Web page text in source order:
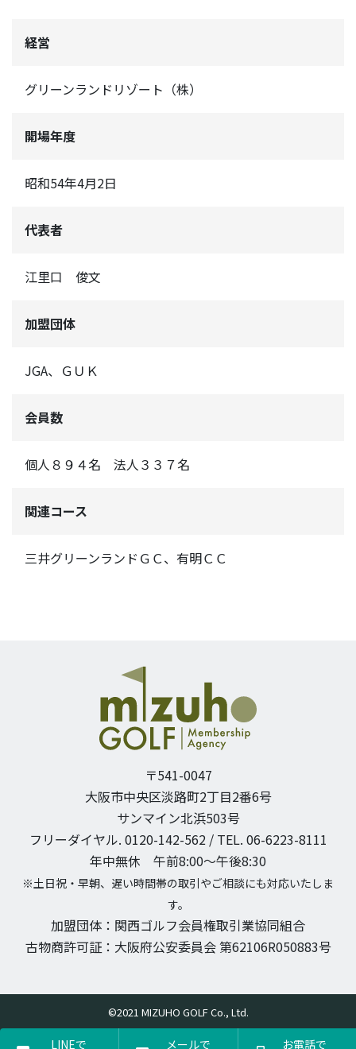
経営
グリーンランドリゾート（株）
開場年度
昭和54年4月2日
代表者
江里口 俊文
加盟団体
JGA、ＧＵＫ
会員数
個人８９４名 法人３３７名
関連コース
三井グリーンランドＧＣ、有明ＣＣ
〒541-0047
大阪市中央区淡路町2丁目2番6号
サンマイン北浜503号
フリーダイヤル. 0120-142-562 / TEL. 06-6223-8111
年中無休 午前8:00〜午後8:30
※土日祝・早朝、遅い時間帯の取引やご相談にも対応いたしま
す。
加盟団体：関西ゴルフ会員権取引業協同組合
古物商許可証：大阪府公安委員会 第62106R050883号
©2021 MIZUHO GOLF Co., Ltd.
LINEで メールで お電話で